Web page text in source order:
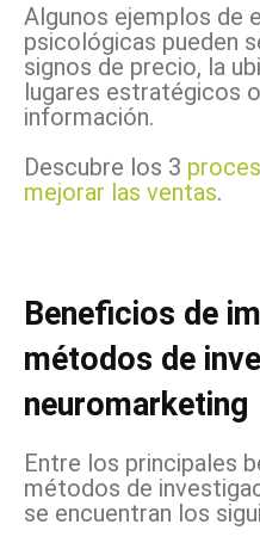
Algunos ejemplos de
psicológicas pueden
signos de precio, la
lugares estratégicos
información.
Descubre los 3
mejorar las ventas.
Beneficios de
métodos de
neuromarketing
Entre los principales
métodos de
se encuentran los